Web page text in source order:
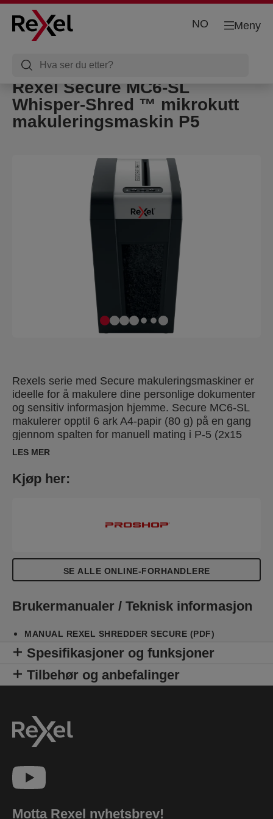
Meny
NO
Rexel Secure MC6-SL
Whisper-Shred ™ mikrokutt
makuleringsmaskin P5
Rexels serie med Secure makuleringsmaskiner er
ideelle for å makulere dine personlige dokumenter
og sensitiv informasjon hjemme. Secure MC6-SL
makulerer opptil 6 ark A4-papir (80 g) på en gang
gjennom spalten for manuell mating i P-5 (2x15
mm) mikrokuttede biter. Denne
bruk på hjemmekontoret på grunn av sin kompakte
og slanke design. Det er også en ideell personlig
Designet for lett til moderat bruk med en kapasitet
LES MER
Kjøp her:
SE ALLE ONLINE-FORHANDLERE
Brukermanualer / Teknisk informasjon
MANUAL REXEL SHREDDER SECURE (PDF)
Spesifikasjoner og funksjoner
Tilbehør og anbefalinger
Motta Rexel nyhetsbrev!